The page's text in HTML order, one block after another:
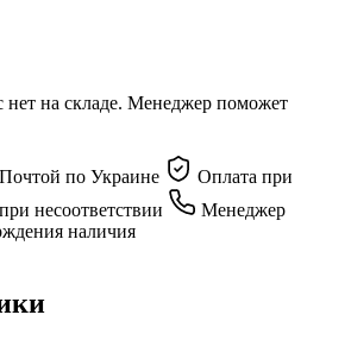
нет на складе. Менеджер поможет
по Украине
Оплата при
несоответствии
Менеджер
наличия